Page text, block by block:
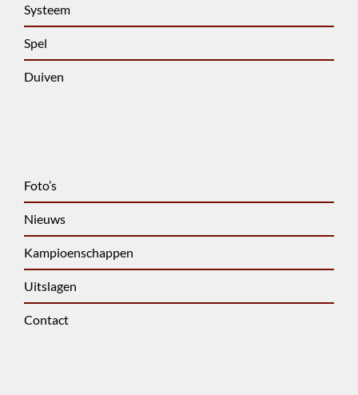
Systeem
Spel
Duiven
Foto’s
Nieuws
Kampioenschappen
Uitslagen
Contact